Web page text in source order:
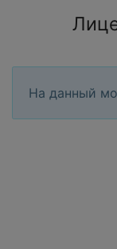
На данный